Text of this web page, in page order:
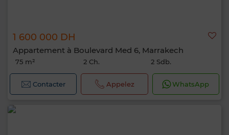
1 600 000 DH
Appartement à Boulevard Med 6, Marrakech
75 m² 2 Ch. 2 Sdb.
Contacter Appelez WhatsApp